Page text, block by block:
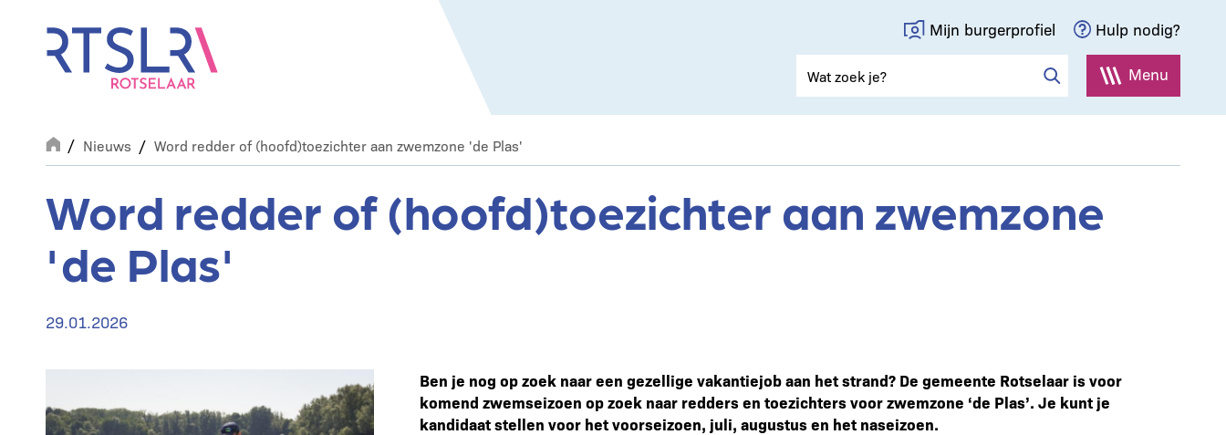
Mijn burgerprofiel Hulp nodig?
Menu
Breadcrumb
Nieuws Word redder of (hoofd)toezichter aan zwemzone 'de Plas'
Word redder of (hoofd)toezichter aan zwemzone
'de Plas'
29.01.2026
Ben je nog op zoek naar een gezellige vakantiejob aan het strand? De gemeente Rotselaar is voor
komend zwemseizoen op zoek naar redders en toezichters voor zwemzone ‘de Plas’. Je kunt je
kandidaat stellen voor het voorseizoen, juli, augustus en het naseizoen.